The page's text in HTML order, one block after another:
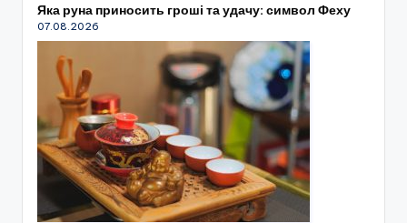
Яка руна приносить гроші та удачу: символ Феху
07.08.2026